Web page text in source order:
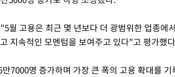
월 고용은 최근 몇 년보다 더 광범위한 업종에
지속적인 모멘텀을 보여주고 있다"고 평가했
7000명 증가하며 가장 큰 폭의 고용 확대를 기